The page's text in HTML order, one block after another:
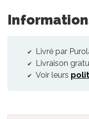
Livré par
Livraison
Voir leurs